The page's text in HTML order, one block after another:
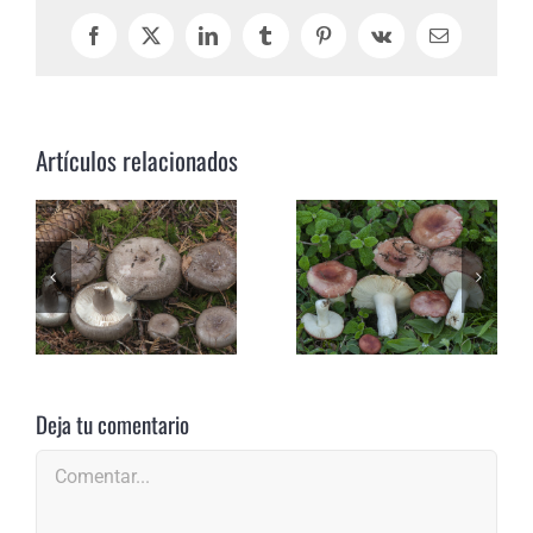
Facebook
X LinkedInTumblrPinterestVk
Correo
Artículos relacionados
Deja tu comentario